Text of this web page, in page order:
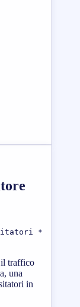
*
il traffico
una
in